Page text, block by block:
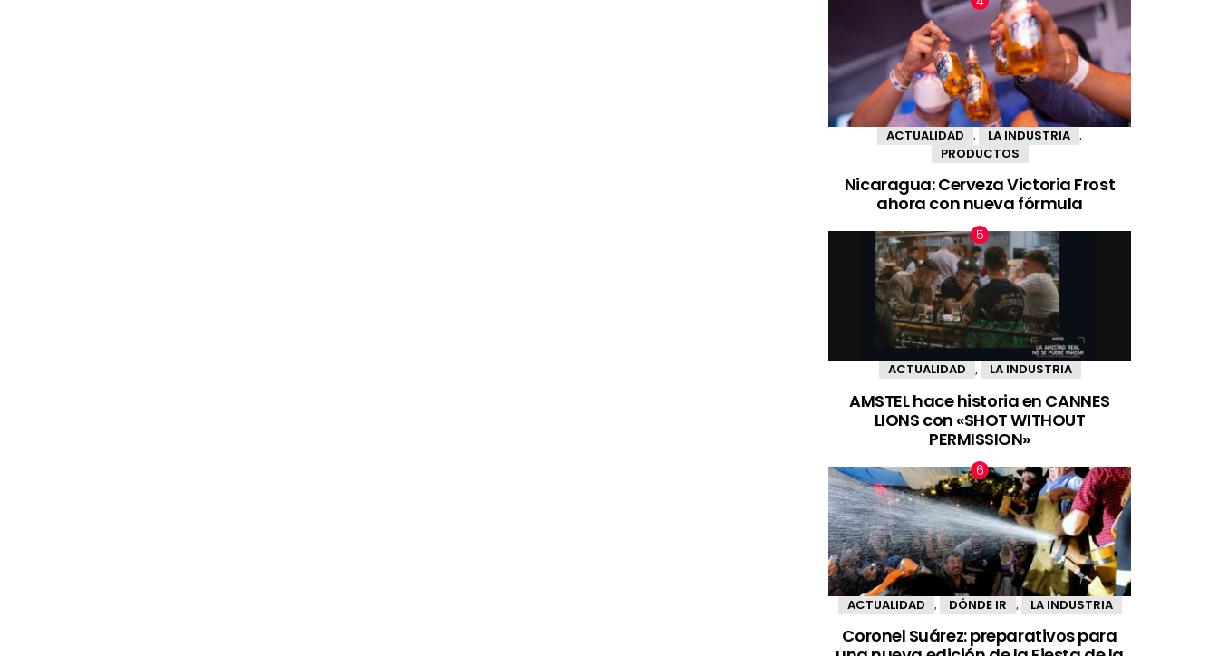
ACTUALIDAD , LA INDUSTRIA ,
PRODUCTOS
Nicaragua: Cerveza Victoria Frost
ahora con nueva fórmula
ACTUALIDAD LA INDUSTRIA
AMSTEL hace historia en CANNES
LIONS con «SHOT WITHOUT
PERMISSION»
ACTUALIDAD , DÓNDE IR , LA INDUSTRIA
Coronel Suárez: preparativos para